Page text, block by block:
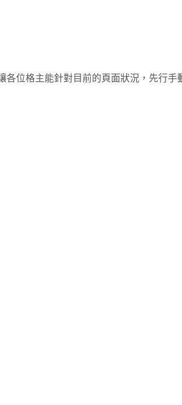
各位格主能針對目前的頁面狀況，先行